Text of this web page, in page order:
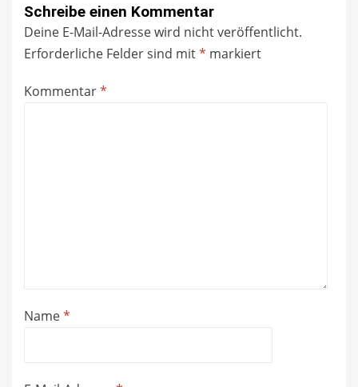
Schreibe einen Kommentar
Deine E-Mail-Adresse wird nicht veröffentlicht.
Erforderliche Felder sind mit* markiert
Kommentar*
Name*